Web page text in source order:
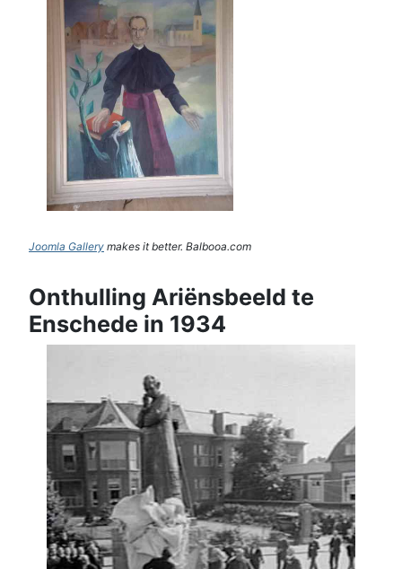
Joomla Gallery makes it better. Balbooa.com
Onthulling Ariënsbeeld te
Enschede in 1934